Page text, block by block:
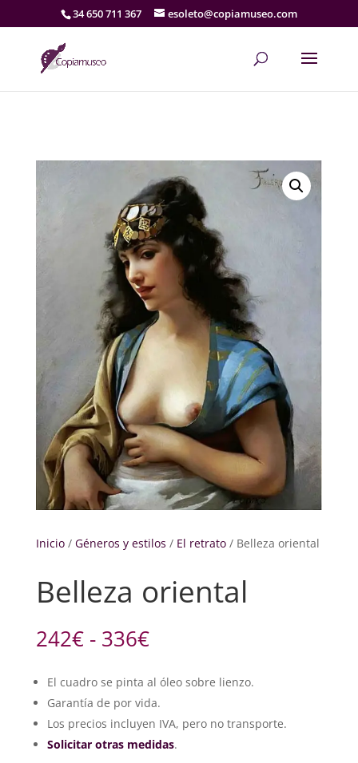
34 650 711 367 esoleto@copiamuseo.com
Inicio/ Géneros y estilos / El retrato/ Belleza oriental
Belleza oriental
242€ - 336€Rango
de
precios:
desde
242€
hasta
336€
El cuadro se pinta al óleo sobre lienzo.
Garantía de por vida.
Los precios incluyen IVA, pero no transporte.
Solicitar otras medidas.